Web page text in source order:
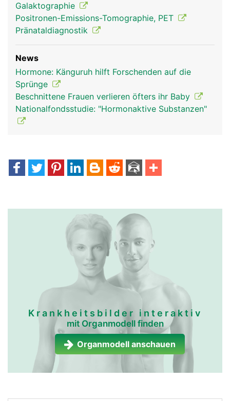
Galaktographie
Positronen-Emissions-Tomographie, PET
Pränataldiagnostik
News
Hormone: Känguruh hilft Forschenden auf die
Sprünge
Beschnittene Frauen verlieren öfters ihr Baby
Nationalfondsstudie: "Hormonaktive Substanzen"
Krankheitsbilder interaktiv
mit Organmodell finden
Organmodell anschauen